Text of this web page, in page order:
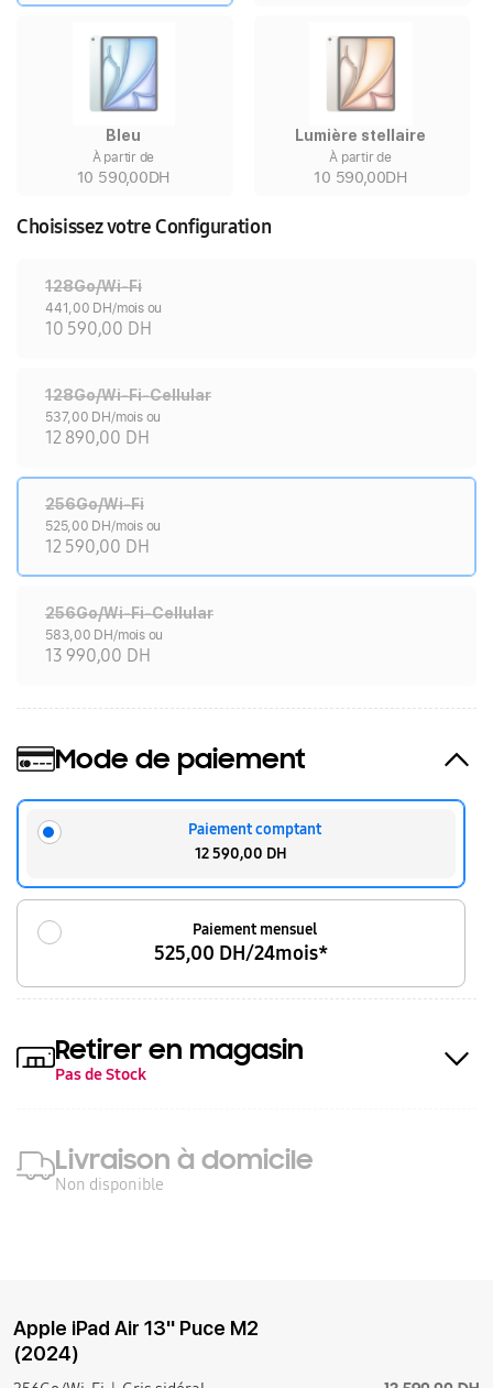
Bleu
À partir de
10 590,00DH
Lumière stellaire
À partir de
10 590,00DH
Choisissez votre Configuration
128Go/Wi-Fi
441,00 DH/mois ou
10 590,00 DH
128Go/Wi-Fi-Cellular
537,00 DH/mois ou
12 890,00 DH
256Go/Wi-Fi
525,00 DH/mois ou
12 590,00 DH
256Go/Wi-Fi-Cellular
583,00 DH/mois ou
13 990,00 DH
Mode de paiement
Paiement comptant
12 590,00 DH
Paiement mensuel
525,00 DH/24mois*
Retirer en magasin
Pas de Stock
Livraison à domicile
Non disponible
Apple iPad Air 13'' Puce M2
(2024)